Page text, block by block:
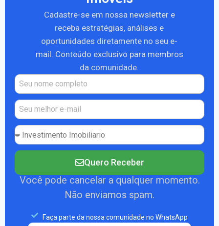
Cadastre-se em nossa newsletter e
receba estratégias, análises e
oportunidades diretamente no seu e-
mail. Conteúdo exclusivo para membros
da comunidade.
Quero Receber
Você pode cancelar a qualquer momento.
Não enviamos spam.
Faça parte da nossa comunidade no WhatsApp